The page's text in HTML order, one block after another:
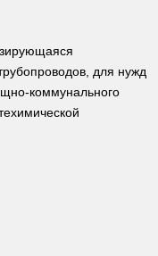
для нужд
коммунального